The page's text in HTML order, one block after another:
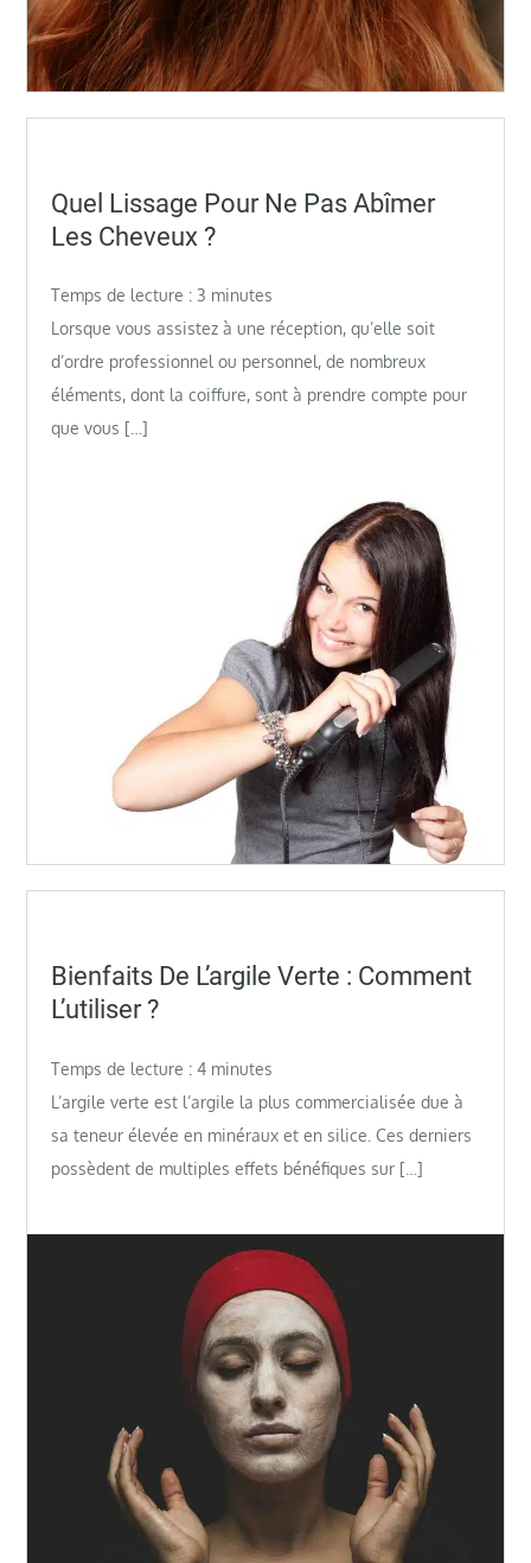
on
Quel Lissage Pour Ne Pas Abîmer
Les Cheveux ?
Temps de lecture : 3 minutes
Lorsque vous assistez à une réception, qu’elle soit
d’ordre professionnel ou personnel, de nombreux
éléments, dont la coiffure, sont à prendre compte pour
que vous […]
Bienfaits De L’argile Verte : Comment
L’utiliser ?
Temps de lecture :4 minutes
L’argile verte est l’argile la plus commercialisée due à
sa teneur élevée en minéraux et en silice. Ces derniers
possèdent de multiples effets bénéfiques sur […]